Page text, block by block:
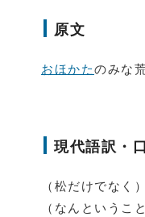
原文
おほかたのみな
現代語訳・
（松だけでなく）
（なんというこ